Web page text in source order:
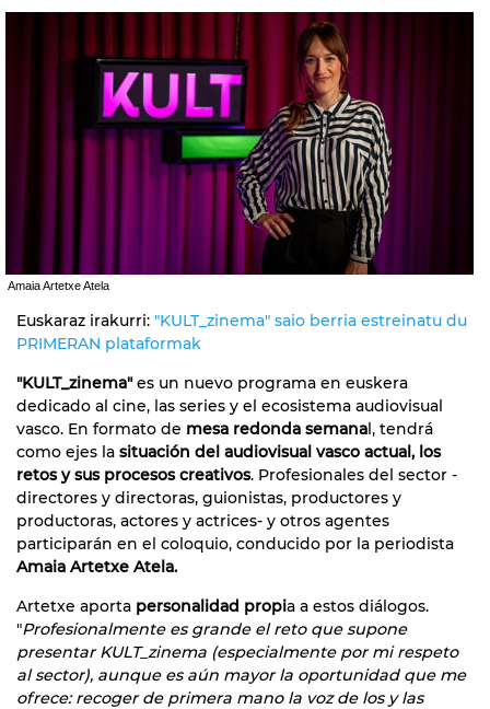
Amaia Artetxe Atela
Euskaraz irakurri: "KULT_zinema" saio berria estreinatu du
PRIMERAN plataformak
"KULT_zinema"es un nuevo programa en euskera
dedicado al cine, las series y el ecosistema audiovisual
vasco. En formato de mesa redonda semanal, tendrá
como ejes la situación del audiovisual vasco actual, los
retos y sus procesos creativos. Profesionales del sector -
directores y directoras, guionistas, productores y
productoras, actores y actrices- y otros agentes
participarán en el coloquio, conducido por la periodista
Amaia Artetxe Atela.
Artetxe aporta personalidad propia a estos diálogos.
"Profesionalmente es grande el reto que supone
presentar KULT_zinema (especialmente por mi respeto
al sector), aunque es aún mayor la oportunidad que me
ofrece: recoger de primera mano la voz de los y las